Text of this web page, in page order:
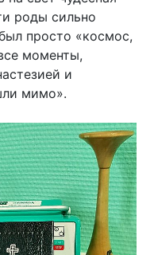
роды сильно
просто «космос,
моменты,
и
мимо».